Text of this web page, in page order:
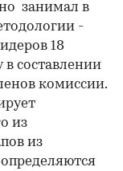
занимал в
-
18
составлении
комиссии.
из
из